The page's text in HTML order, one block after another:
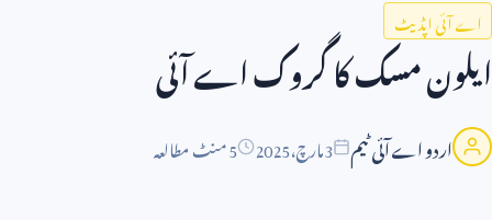
اے آئی اپڈیٹ
ایلون مسک کا گروک اے آئی
اردو اے آئی ٹیم 3مارچ،2025 5 منٹ مطالعہ